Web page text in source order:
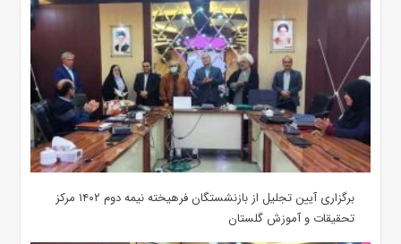
برگزاری آیین تجلیل از بازنشستگان فرهیخته نیمه دوم ۱۴۰۲ مرکز
تحقیقات و آموزش گلستان